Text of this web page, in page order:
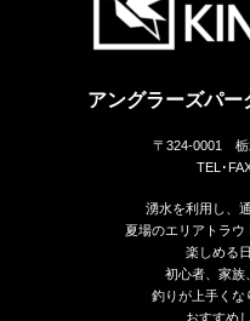
アングラーズパ
〒324-0001 栃
TEL･
湧水を利用し、
夏場のエリアトラウ
楽しめる
初心者、家族
釣りが上手くな
おすすめ